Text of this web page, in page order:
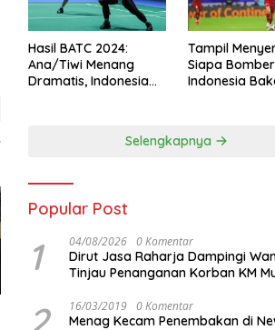
Hasil BATC 2024:
Ana/Tiwi Menang
Dramatis, Indonesia
Tampil
Siapa
Indonesia
Selengkapnya
Popular Post
1 04/08/2026 0 Komentar
Dirut Jasa Raharja Dampingi
Tinjau Penanganan Korban KM
2 16/03/2019 0 Komentar
Menag Kecam Penembakan di